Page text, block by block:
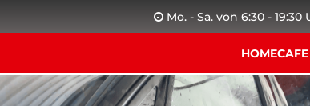
Mo. - Sa. von 6:30 -
HOME